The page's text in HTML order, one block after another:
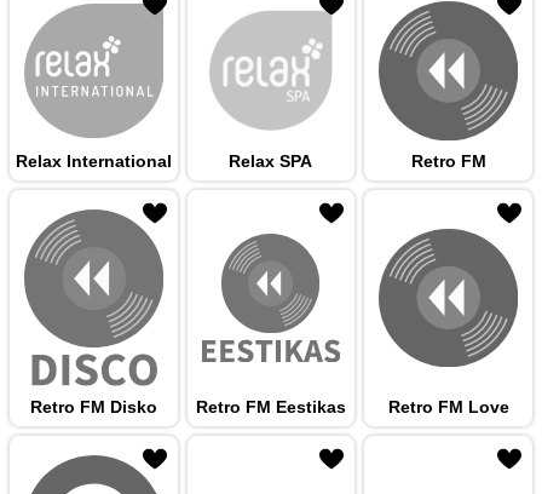
Relax International Relax SPA Retro FM
Retro FM Disko Retro FM Eestikas Retro FM Love